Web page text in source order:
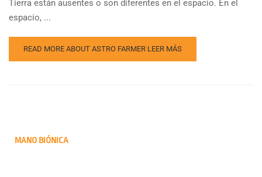
Tierra están ausentes o son diferentes en el espacio. En el
espacio, ...
READ MORE ABOUT ASTRO FARMER LEER MÁS
MANO BIÓNICA